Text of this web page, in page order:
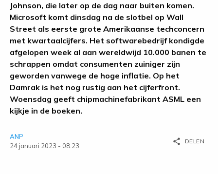
Johnson, die later op de dag naar buiten komen.
Microsoft komt dinsdag na de slotbel op Wall
Street als eerste grote Amerikaanse techconcern
met kwartaalcijfers. Het softwarebedrijf kondigde
afgelopen week al aan wereldwijd 10.000 banen te
schrappen omdat consumenten zuiniger zijn
geworden vanwege de hoge inflatie. Op het
Damrak is het nog rustig aan het cijferfront.
Woensdag geeft chipmachinefabrikant ASML een
kijkje in de boeken.
ANP
24 januari 2023 - 08:23
share DELEN